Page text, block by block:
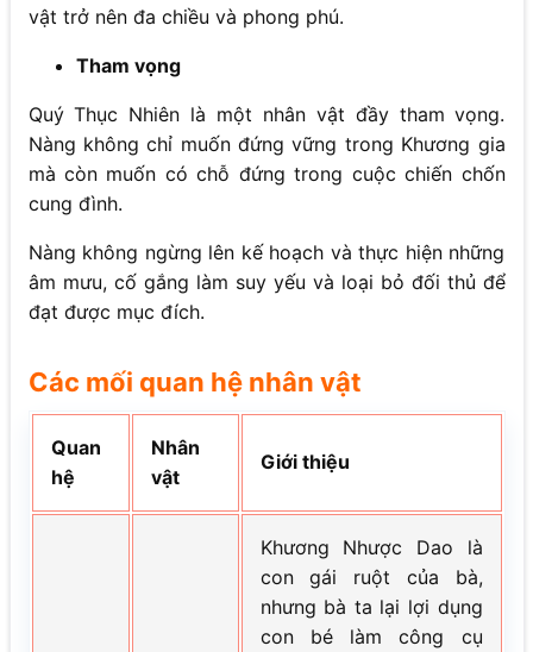
vật trở nên đa chiều và phong phú.
Tham vọng
Quý Thục Nhiên là một nhân vật đầy tham vọng.
Nàng không chỉ muốn đứng vững trong Khương gia
mà còn muốn có chỗ đứng trong cuộc chiến chốn
cung đình.
Nàng không ngừng lên kế hoạch và thực hiện những
âm mưu, cố gắng làm suy yếu và loại bỏ đối thủ để
đạt được mục đích.
Các mối quan hệ nhân vật
Quan
hệ
Nhân
vật
Giới thiệu
Khương Nhược Dao là
con gái ruột của bà,
nhưng bà ta lại lợi dụng
con bé làm công cụ